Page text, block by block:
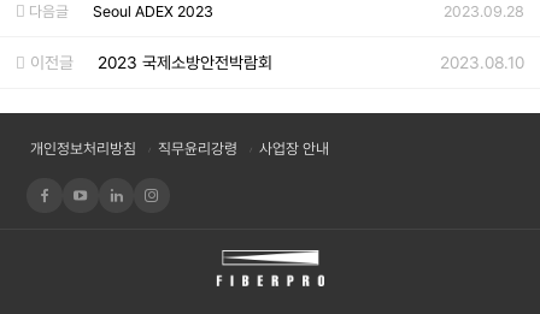
다음글 Seoul ADEX 2023 2023.09.28
이전글 2023 국제소방안전박람회 2023.08.10
개인정보처리방침 직무윤리강령 사업장 안내